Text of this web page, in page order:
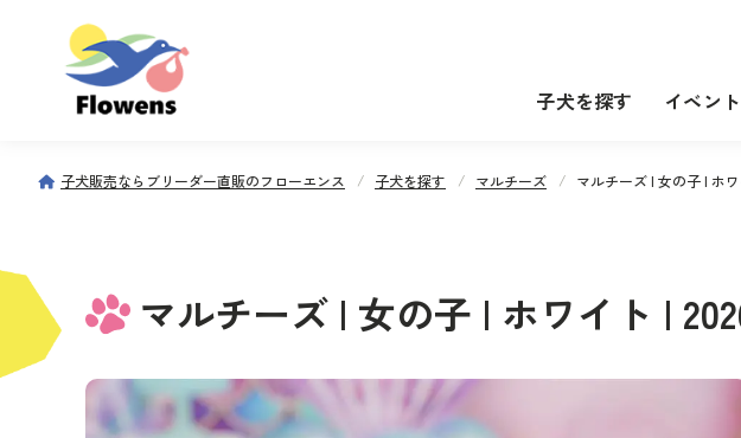
子犬を探す イベン
子犬販売ならブリーダー直販のフローエンス 子犬を探す マルチーズ マルチーズ | 女の子 | ホ
マルチーズ | 女の子 | ホワイト |